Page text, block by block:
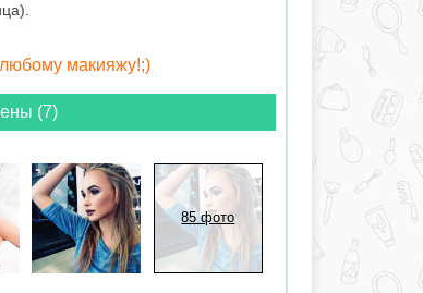
макияжу!;)
(7)
85 фото